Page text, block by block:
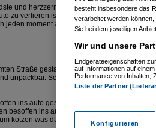
und herzzerreissendste was ich bisher
zu verlieren ist mehr als nur .............es ist
moment aufwach und das auto noch
Straße gestanden, aber nein er muss
unpackbar. Schlafen kann ich nicht. i hab
ins auto gestiegen sind. Wenn ich
besoffen ins auto steigen, dem werde ich
kotzen was da passiert.....
besteht insbesondere das
verarbeitet werden
Sie bei dem jeweiligen
Wir und unsere
Endgeräteeigenschaften
auf Informationen auf
Performance von Inhalten,
Liste der Partner
Konfigurieren